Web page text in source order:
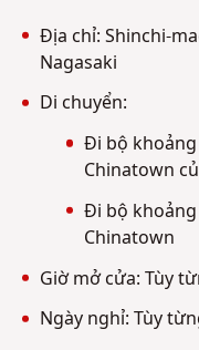
Địa chỉ: Shinchi-
Nagasaki
Di chuyển:
Đi bộ
Chinatown
Đi bộ
Chinatown
Giờ mở cửa: Tùy
Ngày nghỉ: Tùy